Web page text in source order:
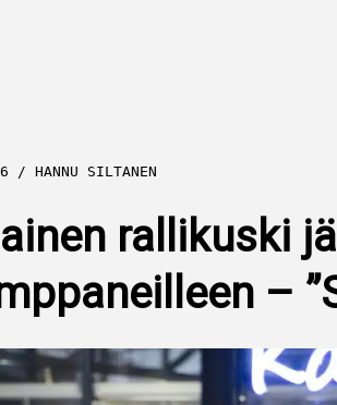
HANNU SILTANEN
rallikuski
–